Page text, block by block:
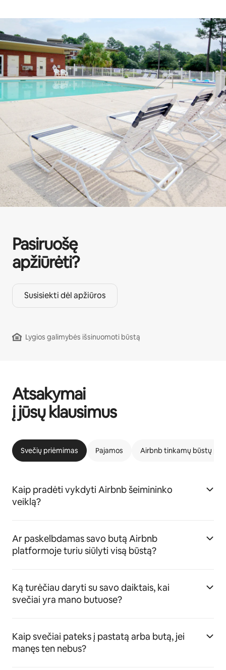
Pasiruošę
apžiūrėti?
Susisiekti dėl apžiūros
Lygios galimybės išsinuomoti būstą
Atsakymai
į jūsų klausimus
Svečių priėmimas Pajamos Airbnb tinkamų būstų
Kaip pradėti vykdyti Airbnb šeimininko
veiklą?
Ar paskelbdamas savo butą Airbnb
platformoje turiu siūlyti visą būstą?
Ką turėčiau daryti su savo daiktais, kai
svečiai yra mano butuose?
Kaip svečiai pateks į pastatą arba butą, jei
manęs ten nebus?